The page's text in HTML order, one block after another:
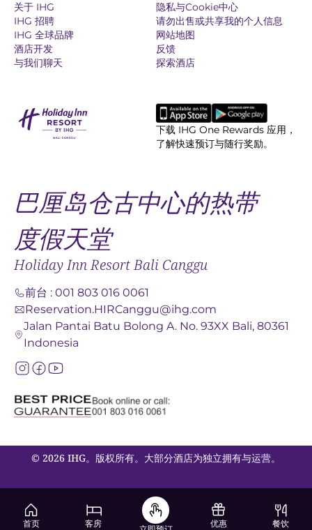
关于 IHG
IHG 招聘
IHG 全球品牌
酒店开发
与我们聊天
隐私与Cookie中心
请勿出售或共享我的个人信息
网站地图
反馈
探索酒店
下载 IHG One Rewards 应用，
了解快速预订与随行奖励。
巴厘岛仓古中心的热带
度假天堂
Holiday Inn Resort Bali Canggu
前台 : 001 803 016 0061
Reservation.HIRCanggu@ihg.com
Jalan Pantai Batu Bolong A. No. 93XX Bali, 80361
Indonesia
© 2026 IHG。版权所有。大部分酒店为独立拥有与运营。
首页 客房 优惠 餐饮